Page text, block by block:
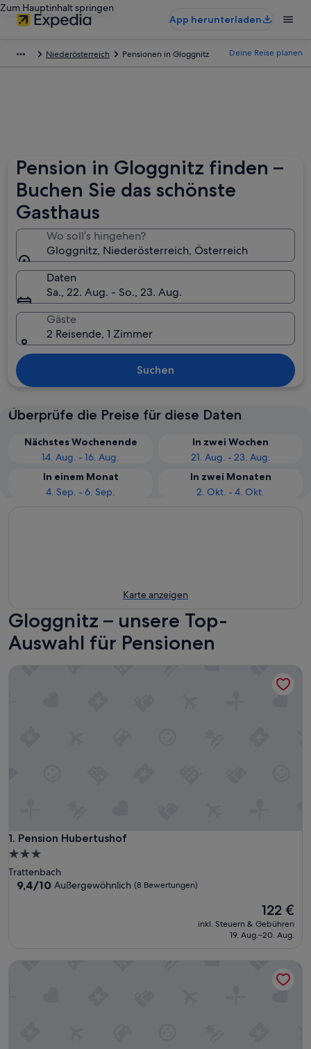
Zum Hauptinhalt springen
App herunterladen
Niederösterreich Pensionen in Gloggnitz Deine Reise planen
Pension in Gloggnitz finden –
Buchen Sie das schönste
Gasthaus
Wo soll’s hingehen?
Gloggnitz, Niederösterreich, Österreich
Daten
Sa., 22. Aug. - So., 23. Aug.
Gäste
2 Reisende, 1 Zimmer
Suchen
Überprüfe die Preise für diese Daten
Nächstes Wochenende
14. Aug. - 16. Aug.
In zwei Wochen
21. Aug. - 23. Aug.
In einem Monat
4. Sep. - 6. Sep.
In zwei Monaten
2. Okt. - 4. Okt.
Karte anzeigen
Gloggnitz – unsere Top-
Auswahl für Pensionen
1. Pension Hubertushof
Pension Hubertushof
3.0-
Sterne-
Unterkunft
Trattenbach
9.4
9,4/10 Außergewöhnlich (8 Bewertungen)
Der
Preis
beträgt
122 €
inkl. Steuern & Gebühren
19. Aug.–20. Aug.